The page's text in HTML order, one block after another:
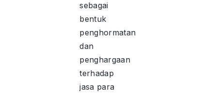
sebagai
bentuk
penghormatan
dan
penghargaan
terhadap
jasa para